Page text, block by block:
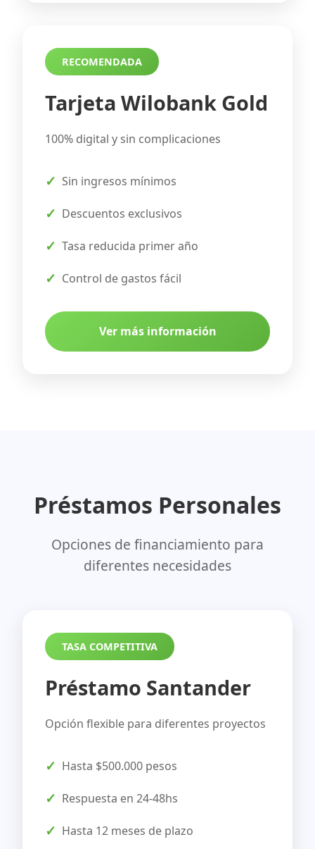
RECOMENDADA
Tarjeta Wilobank Gold
100% digital y sin complicaciones
Sin ingresos mínimos
Descuentos exclusivos
Tasa reducida primer año
Control de gastos fácil
Ver más información
Préstamos Personales
Opciones de financiamiento para
diferentes necesidades
TASA COMPETITIVA
Préstamo Santander
Opción flexible para diferentes proyectos
Hasta $500.000 pesos
Respuesta en 24-48hs
Hasta 12 meses de plazo